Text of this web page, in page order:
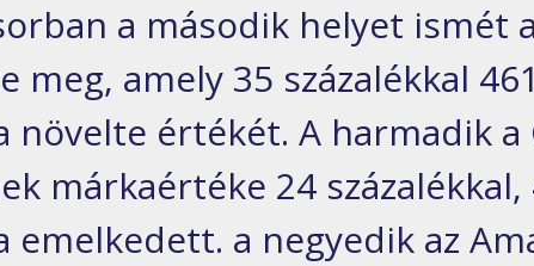
a második helyet ismét
meg, amely 35 százalékkal
növelte értékét. A harmadik a
márkaértéke 24
emelkedett. a negyedik az